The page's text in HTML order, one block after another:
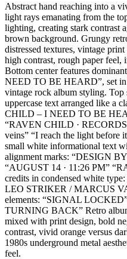
Abstract hand reaching into a
light rays emanating from the
lighting, creating stark contrast
brown background. Grungy
distressed textures, vintage
high contrast, rough paper feel,
Bottom center features
NEED TO BE HEARD”, set
vintage rock album styling. Top
uppercase text arranged like a
CHILD – I NEED TO BE
“RAVEN CHILD · RECORDS
veins” “I reach the light before
small white informational text
alignment marks: “DESIGN
“AUGUST 14 · 11:26 PM”
credits in condensed white
LEO STRIKER / MARCUS
elements: “SIGNAL
TURNING BACK” Retro
mixed with print design, bold
contrast, vivid orange versus
1980s underground metal
feel.